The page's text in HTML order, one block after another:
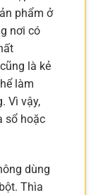
phẩm ở
nơi có
là kẻ
làm
Vì vậy,
sổ hoặc
dùng
Thìa